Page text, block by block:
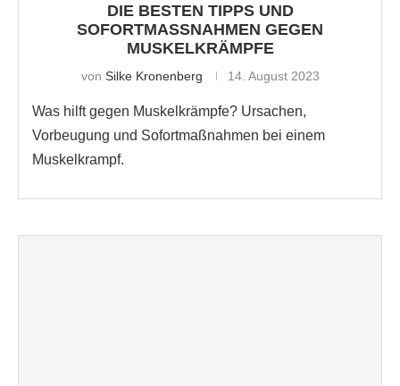
DIE BESTEN TIPPS UND
SOFORTMASSNAHMEN GEGEN M
USKELKRÄMPFE
von Silke Kronenberg 14. August 2023
Was hilft gegen Muskelkrämpfe? Ursachen,
Vorbeugung und Sofortmaßnahmen bei einem
Muskelkrampf.